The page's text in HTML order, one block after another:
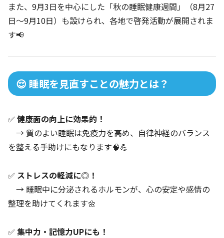
また、9月3日を中心にした「秋の睡眠健康週間」（8月27
日〜9月10日）も設けられ、各地で啓発活動が展開されま
す📢
😌 睡眠を見直すことの魅力とは？
✅ 健康面の向上に効果的！
→ 質のよい睡眠は免疫力を高め、自律神経のバランス
を整える手助けにもなります🧠💪
✅ ストレスの軽減に◎！
→ 睡眠中に分泌されるホルモンが、心の安定や感情の
整理を助けてくれます🌼
✅ 集中力・記憶力UPにも！